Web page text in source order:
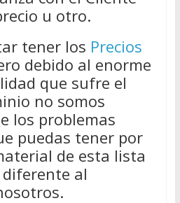
u otro.
tener los Precios
debido al enorme
que sufre el
no somos
los problemas
puedas tener por
de esta lista
al